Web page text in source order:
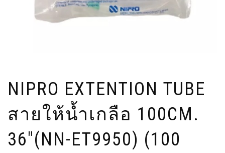
NIPRO EXTENTION TUBE
สายให้น้ำเกลือ 100CM.
36″(NN-ET9950) (100